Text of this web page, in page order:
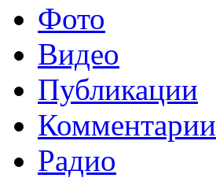
Фото
Видео
Публикации
Комментарии
Радио